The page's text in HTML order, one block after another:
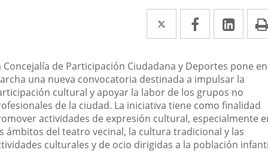
Twitter
Enlace
a
una
aplicación
externa.
Facebook
Enlace
a
una
aplicación
externa.
a
una
Concejalía de Participación Ciudadana y Deportes pone en
una nueva convocatoria destinada a impulsar la
cultural y apoyar la labor de los grupos no
de la ciudad. La iniciativa tiene como finalidad
actividades de expresión cultural, especialmente
ámbitos del teatro vecinal, la cultura tradicional y las
culturales y de ocio dirigidas a la población